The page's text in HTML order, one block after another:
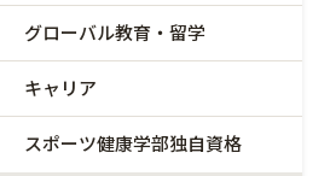
グローバル教育・留学
キャリア
スポーツ健康学部独自資格